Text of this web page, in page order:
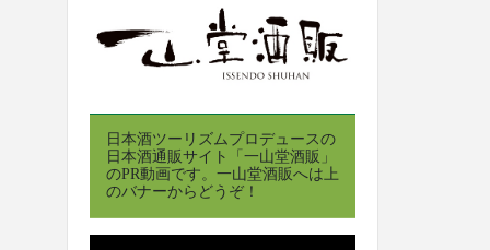
日本酒ツーリズムプロデュースの
日本酒通販サイト「一山堂酒販」
のPR動画です。一山堂酒販へは上
のバナーからどうぞ！